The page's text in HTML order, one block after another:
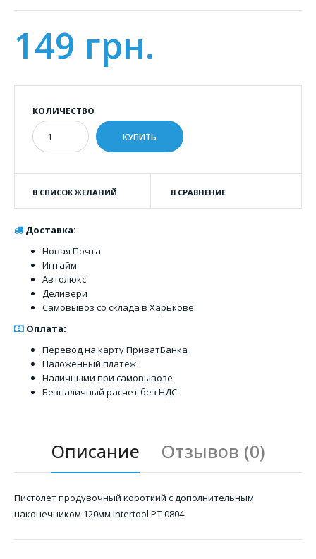
149 грн.
КОЛИЧЕСТВО
В СПИСОК ЖЕЛАНИЙ В СРАВНЕНИЕ
Доставка:
Новая Почта
Интайм
Автолюкс
Деливери
Самовывоз со склада в Харькове
Оплата:
Перевод на карту ПриватБанка
Наложенный платеж
Наличными при самовывозе
Безналичный расчет без НДС
Описание Отзывов (0)
Пистолет продувочный короткий с дополнительным
наконечником 120мм Intertool PT-0804